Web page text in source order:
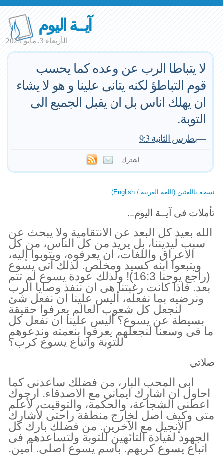
آيــة اليوم
الأربعاء 3. مايو 2023
لا يتباطا الرب عن وعده كما يحسب
قوم التباطؤ لكنه يتانى علينا و هو لا يشاء
ان يهلك اناس بل ان يقبل الجميع الى
التوبة.
—بطرس الثانية 9:3
اشترك:
نسخة باللغتين (اللغة العربية / English)
تأملات فى آيــة اليوم...
الله بعيد كل البعد عن الانتقامية ولا يبحث عن
سبب ليديننا، بل يريد من كل الناس، من كل
الاعراق واللغات، ان يعرفوه، ويتوبوا إليه،
ويتبعوا ابنه كسيد ومخلص. لذلك آتى يسوع
(راجع يوحنا 16:3)! ولذلك عودة يسوع لم تتم
بعد. فاذا كانت رغبتنا هى ان ننفذ وصايا الرب
ونرضيه بما نفعله، أليس علينا ان نفعل شئ
لنجعل كل شعوب العالم يعرفوا حقيقة
بسيطة عن يسوع؟ أليس علينا ان نفعل كل
ما فى وسعنا لنجعلهم يعرفوا بنعمته وندعوهم
للتوبة واتباع يسوع كرب؟
صلاتي
ابى المحب البار، من فضلك ساعدنى كما
احاول ان اشارك ايماني مع الاصدقاء. ارجوك
اعطنى الشجاعة، والحكمة، والتوقيت، لأعلم
متى وكيف اصل لخارج منطقة راحتى لأشارك
الإنجيل مع الآخرين. من فضلك بارك كل
الجهود لقيادة التائهين للتوبة ولتساعدهم فى
اتباع يسوع كربهم. باسم يسوع اصلى. آمين.